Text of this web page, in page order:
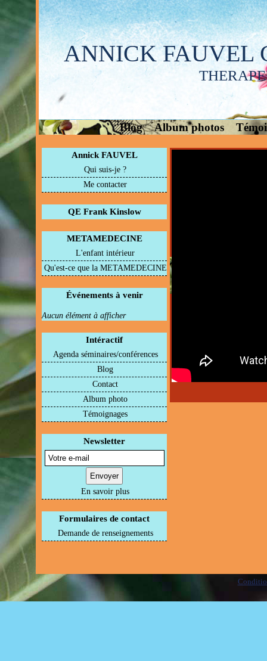
ANNICK FAUVEL
Blog Album photos
Annick FAUVEL
Qui suis-je ?
Me contacter
QE Frank Kinslow
METAMEDECINE
L'enfant intérieur
Qu'est-ce que la METAMEDECINE
Événements à venir
Aucun élément à afficher
Intéractif
Agenda séminaires/conférences
Blog
Contact
Album photo
Témoignages
Newsletter
En savoir plus
Formulaires de contact
Demande de renseignements